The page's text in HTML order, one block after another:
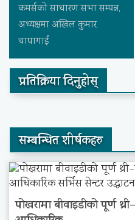
कमर्सको साधारण सभा सम्पन्न,
अध्यक्षमा अखिल कुमार
चापागाईं
प्रतिक्रिया दिनुहोस्
सम्बन्धित शीर्षकहरु
पोखरामा बीवाइडीको पूर्ण